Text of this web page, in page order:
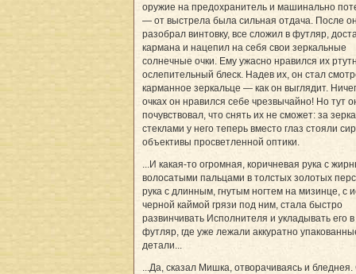
оружие на предохранитель и машинально
— от выстрела была сильная отдача. После
разобрал винтовку, все сложил в футляр,
кармана и нацепил на себя свои зеркальные
солнечные очки. Ему ужасно нравился их
ослепительный блеск. Надев их, он стал
карманное зеркальце — как он выглядит.
очках он нравился себе чрезвычайно! Но тут
почувствовал, что снять их не сможет: за
стеклами у него теперь вместо глаз стояли
объективы просветленной оптики.
...И какая-то огромная, коричневая рука с
волосатыми пальцами в толстых золотых
рука с длинным, гнутым ногтем на мизинце, с
черной каймой грязи под ним, стала быстро
развинчивать Исполнителя и укладывать его
футляр, где уже лежали аккуратно
детали...
...Да, сказал Мишка, отворачиваясь и